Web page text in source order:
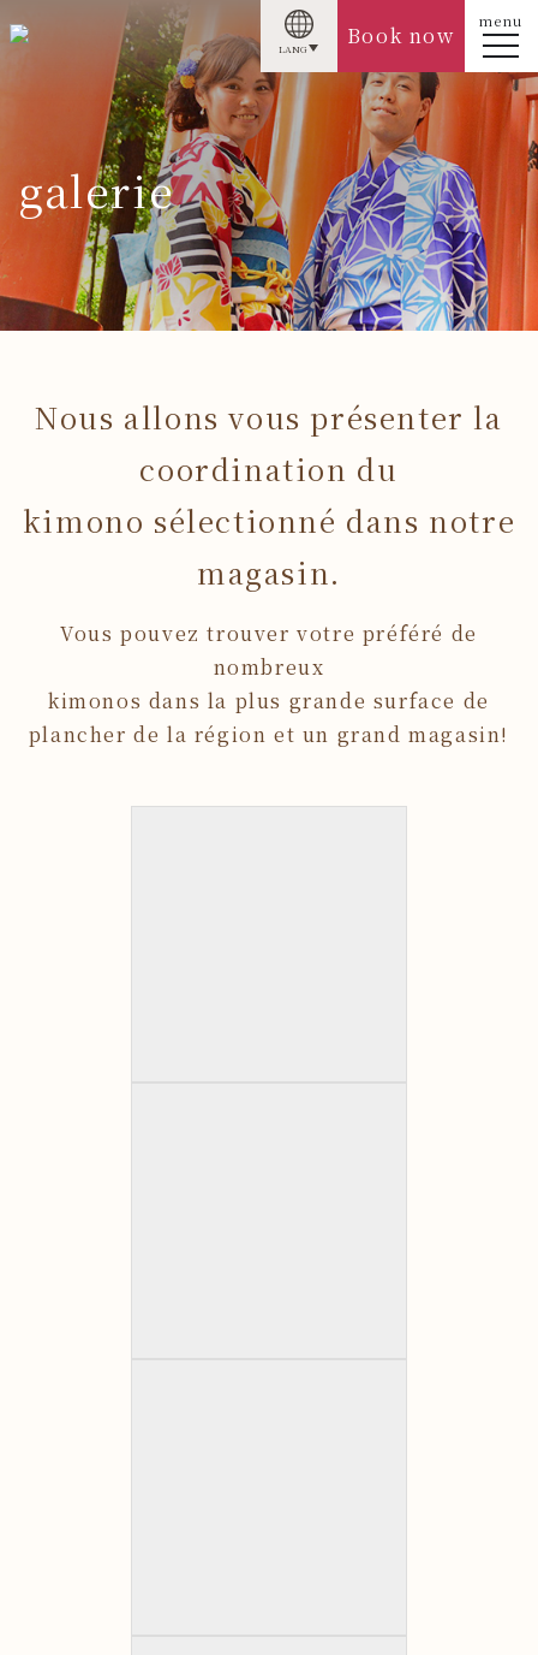
menu
Book now
LANG
galerie
Nous allons vous présenter la
coordination du
kimono sélectionné dans notre
magasin.
Vous pouvez trouver votre préféré de
nombreux
kimonos dans la plus grande surface de
plancher de la région et un grand magasin!